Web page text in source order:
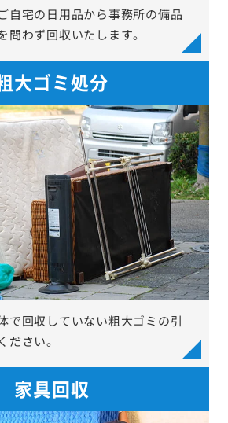
自宅の日用品から事務所の備品
問わず回収いたします。
大ゴミ処分
で回収していない粗大ゴミの引
ださい。
家具回収